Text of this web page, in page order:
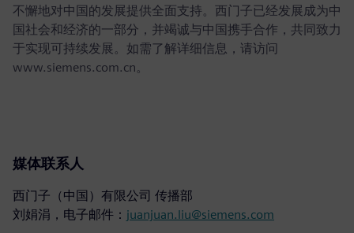
不懈地对中国的发展提供全面支持。西门子已经发展成为中
国社会和经济的一部分，并竭诚与中国携手合作，共同致力
于实现可持续发展。如需了解详细信息，请访问
www.siemens.com.cn。
媒体联系人
西门子（中国）有限公司 传播部
刘娟涓，电子邮件： juanjuan.liu@siemens.com